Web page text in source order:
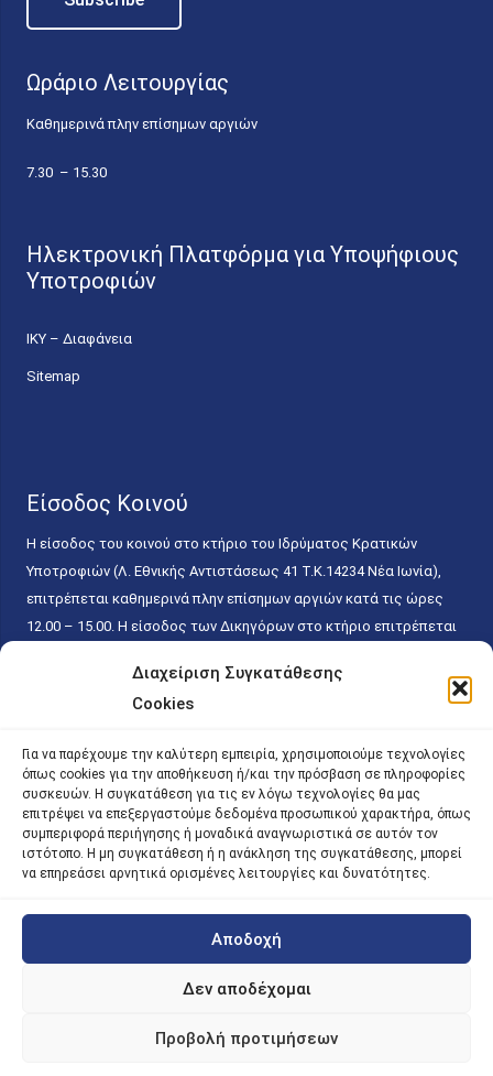
Διαχείριση Συγκατάθεσης
Cookies
Για να παρέχουμε την καλύτερη εμπειρία, χρησιμοποιούμε τεχνολογίες
όπως cookies για την αποθήκευση ή/και την πρόσβαση σε πληροφορίες
συσκευών. Η συγκατάθεση για τις εν λόγω τεχνολογίες θα μας
επιτρέψει να επεξεργαστούμε δεδομένα προσωπικού χαρακτήρα, όπως
συμπεριφορά περιήγησης ή μοναδικά αναγνωριστικά σε αυτόν τον
ιστότοπο. Η μη συγκατάθεση ή η ανάκληση της συγκατάθεσης, μπορεί
να επηρεάσει αρνητικά ορισμένες λειτουργίες και δυνατότητες.
Αποδοχή
Δεν αποδέχομαι
Προβολή προτιμήσεων
Ωράριο Λειτουργίας
Καθημερινά πλην επίσημων αργιών
7.30 – 15.30
Ηλεκτρονική Πλατφόρμα για Υποψήφιους
Υποτροφιών
ΙΚΥ – Διαφάνεια
Sitemap
Είσοδος Κοινού
Η είσοδος του κοινού στο κτήριο του Ιδρύματος Κρατικών
Υποτροφιών (Λ. Εθνικής Αντιστάσεως 41 T.K.14234 Νέα Ιωνία),
επιτρέπεται καθημερινά πλην επίσημων αργιών κατά τις ώρες
12.00 – 15.00. Η είσοδος των Δικηγόρων στο κτήριο επιτρέπεται
κάθε εργάσιμη ημέρα και ώρα χωρίς κανέναν χρονικό ή άλλο
περιορισμό. Η είσοδος του κοινού ειδικά στο γραφείο του
15.00. Η εξυπηρέτηση του κοινού πραγματοποιείται βάσει των
παγίων ισχυουσών διατάξεων. Για την αποφυγή συνωστισμού
εντός του εσωτερικού χώρου εξυπηρέτησης και αναμονής του
κοινού, η εξυπηρέτησή του δύναται να πραγματοποιείται κατόπιν
προγραμματισμένου ραντεβού.
| iky.gr | All Rights Reserved
Designed and Developed by ACM Digital